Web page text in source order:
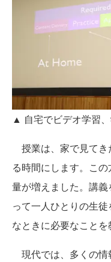
▲ 自宅でビデオ学習
授業は、家で見てき
る時間にします。こ
量が増えました。講
って一人ひとりの生
なときに必要なことを
現代では、多くの情